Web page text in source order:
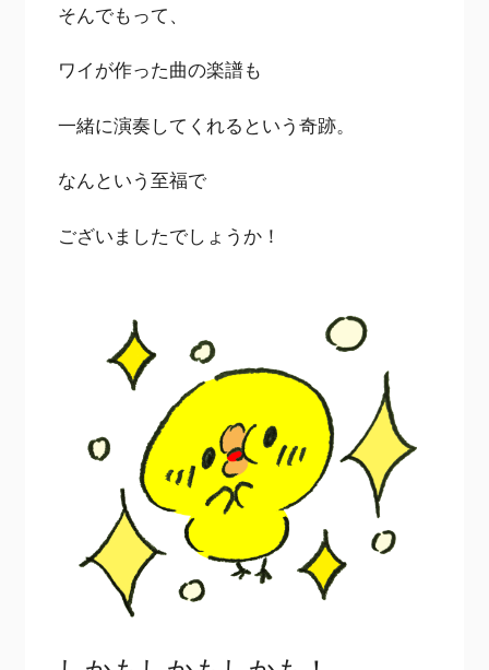
そんでもって、
ワイが作った曲の楽譜も
一緒に演奏してくれるという奇跡。
なんという至福で
ございましたでしょうか！